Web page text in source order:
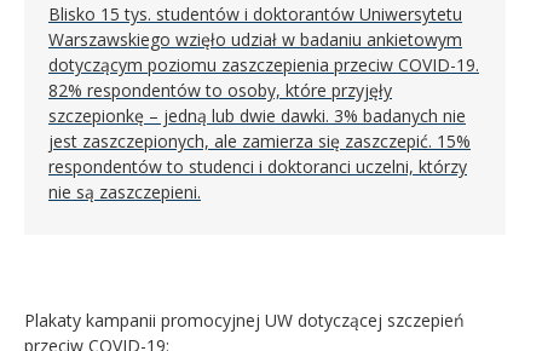
Blisko 15 tys. studentów i doktorantów Uniwersytetu
Warszawskiego wzięło udział w badaniu ankietowym
dotyczącym poziomu zaszczepienia przeciw COVID-19.
82% respondentów to osoby, które przyjęły
szczepionkę – jedną lub dwie dawki. 3% badanych nie
jest zaszczepionych, ale zamierza się zaszczepić. 15%
respondentów to studenci i doktoranci uczelni, którzy
nie są zaszczepieni.
Plakaty kampanii promocyjnej UW dotyczącej szczepień
przeciw COVID-19: